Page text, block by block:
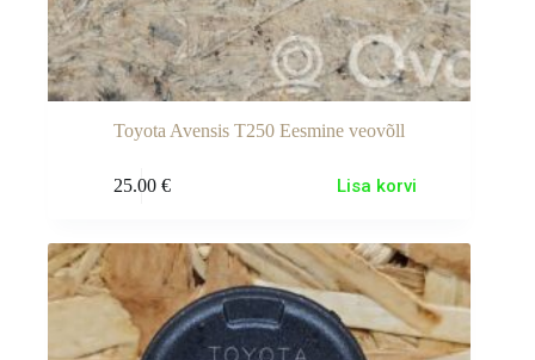
Toyota Avensis T250 Eesmine veovõll
25.00 € Lisa korvi